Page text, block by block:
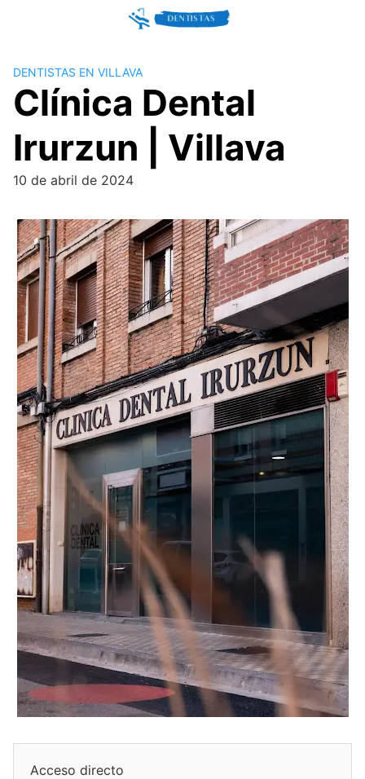
DENTISTAS EN VILLAVA
Clínica Dental
Irurzun | Villava
10 de abril de 2024
Acceso directo